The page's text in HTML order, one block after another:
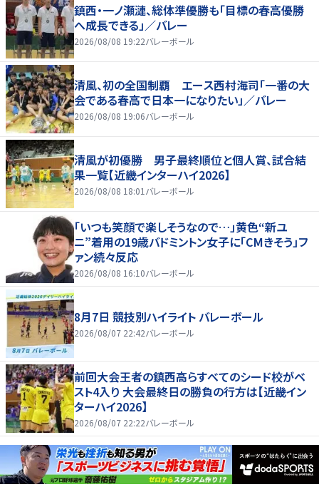
鎮西・一ノ瀬漣、総体準優勝も「目標の春高優勝
へ成長できる」／バレー
2026/08/08 19:22バレーボール
清風、初の全国制覇 エース西村海司「一番の大
会である春高で日本一になりたい」／バレー
2026/08/08 19:06バレーボール
清風が初優勝 男子最終順位と個人賞、試合結
果一覧【近畿インターハイ2026】
2026/08/08 18:01 バレーボール
「いつも笑顔で楽しそうなので…」黄色“新ユ
ニ”着用の19歳バドミントン女子に「CMきそう」フ
ァン続々反応
2026/08/08 16:10バレーボール
8月7日 競技別ハイライト バレーボール
2026/08/07 22:42バレーボール
前回大会王者の鎮西高らすべてのシード校がベ
スト4入り 大会最終日の勝負の行方は【近畿イン
ターハイ2026】
2026/08/07 22:22バレーボール